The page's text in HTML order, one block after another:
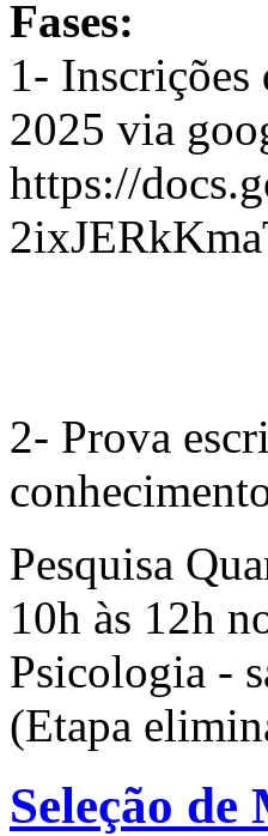
Fases:
1- Inscrições
2025 via
https://
2- Prova
Pesquisa
10h às 12h
Psicologia -
(Etapa
Seleção